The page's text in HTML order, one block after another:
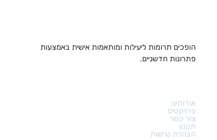
הופכים תרומות ליעילות ומותאמות אישית באמצעות
פתרונות חדשניים.
אודותינו
פרויקטים
צור קשר
תקנון
הצהרת נגישות